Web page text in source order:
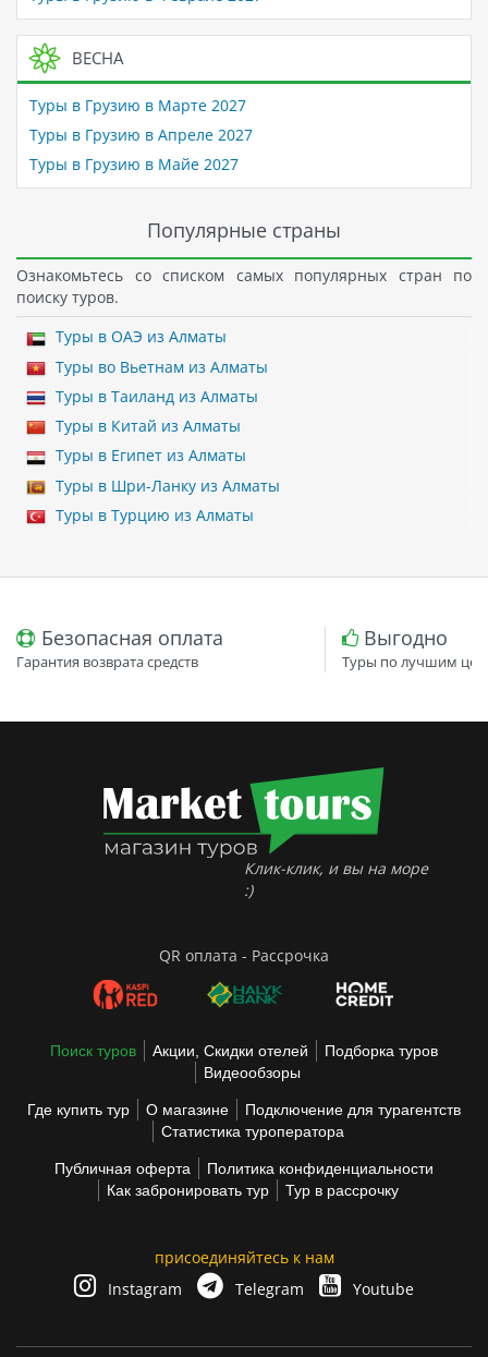
ВЕСНА
Туры в Грузию в Марте 2027
Туры в Грузию в Апреле 2027
Туры в Грузию в Майе 2027
Популярные страны
Ознакомьтесь со списком самых популярных стран по
поиску туров.
Туры в ОАЭ из Алматы
Туры во Вьетнам из Алматы
Туры в Таиланд из Алматы
Туры в Китай из Алматы
Туры в Египет из Алматы
Туры в Шри-Ланку из Алматы
Туры в Турцию из Алматы
Безопасная оплата
Гарантия возврата средств
Выгодно
Туры по лучшим
Клик-клик, и вы на море
:)
QR оплата - Рассрочка
Поиск туров Акции, Скидки отелей
Подборка туров
Видеообзоры
Где купить тур О магазине
Подключение для турагентств
Статистика туроператора
Публичная оферта
Политика конфиденциальности
Как забронировать тур
Тур в рассрочку
присоединяйтесь к нам
Instagram
Telegram Youtube